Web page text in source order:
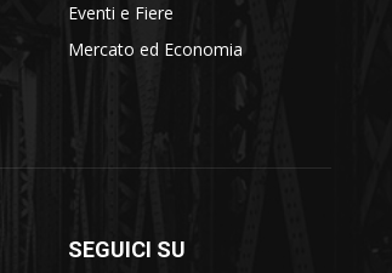
Eventi e Fiere
Mercato ed Economia
SEGUICI SU